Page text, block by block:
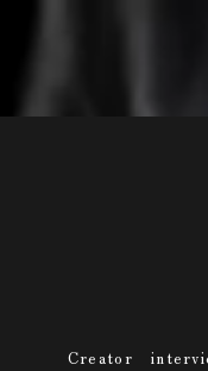
Creator